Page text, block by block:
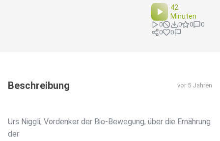
42
Minuten
0 0 0
0
0
0
Beschreibung vor 5 Jahren
Urs Niggli, Vordenker der Bio-Bewegung, über die Ernährung
der